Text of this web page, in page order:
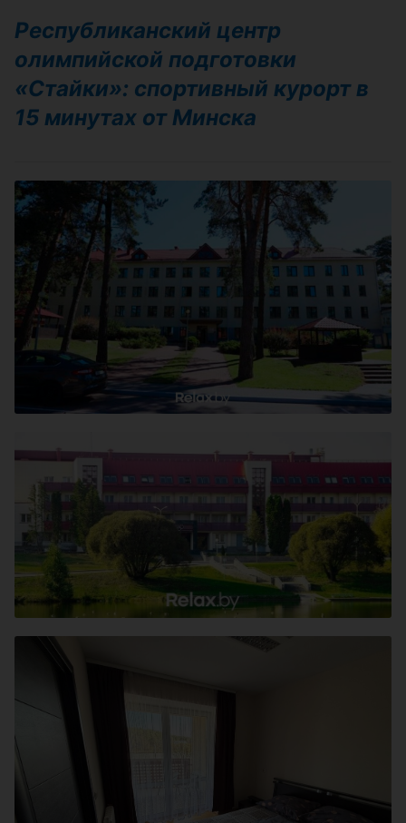
Республиканский центр
олимпийской подготовки
«Стайки»: спортивный курорт в
15 минутах от Минска